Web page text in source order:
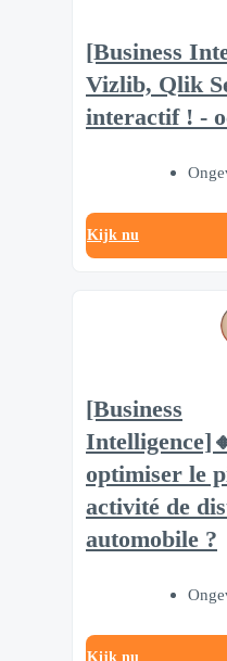
[Business
Vizlib, Qlik
interactif ! -
Kijk nu
[Business
optimiser le
activité de
automobile ?
Kijk nu